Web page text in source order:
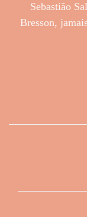
Sebastião
Bresson,